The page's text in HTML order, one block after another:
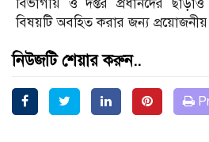
বিভাগীয় ও দপ্তর প্রধানদের
বিষয়টি অবহিত করার জন্য প্রয়োজনীয়
নিউজটি শেয়ার করুন..